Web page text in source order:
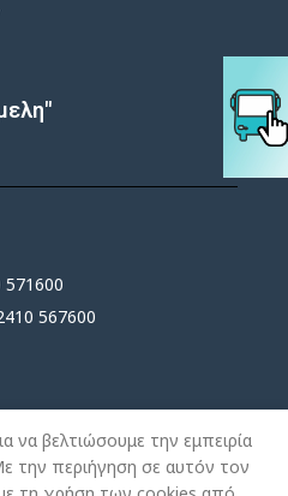
567600
να βελτιώσουμε την εμπειρία
την περιήγηση σε αυτόν τον